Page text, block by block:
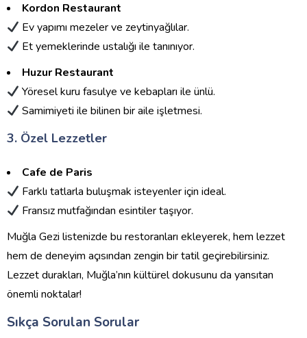
Kordon Restaurant
Ev yapımı mezeler ve zeytinyağlılar.
Et yemeklerinde ustalığı ile tanınıyor.
Huzur Restaurant
Yöresel kuru fasulye ve kebapları ile ünlü.
Samimiyeti ile bilinen bir aile işletmesi.
3. Özel Lezzetler
Cafe de Paris
Farklı tatlarla buluşmak isteyenler için ideal.
Fransız mutfağından esintiler taşıyor.
Muğla Gezi listenizde bu restoranları ekleyerek, hem lezzet
hem de deneyim açısından zengin bir tatil geçirebilirsiniz.
Lezzet durakları, Muğla’nın kültürel dokusunu da yansıtan
önemli noktalar!
Sıkça Sorulan Sorular